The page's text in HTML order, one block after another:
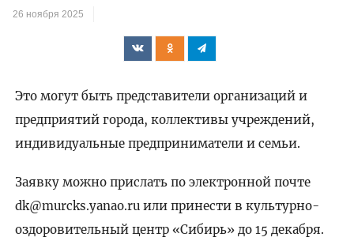
26 ноября 2025
Это могут быть представители организаций и
предприятий города, коллективы учреждений,
индивидуальные предприниматели и семьи.
Заявку можно прислать по электронной почте
dk@murcks.yanao.ru или принести в культурно-
оздоровительный центр «Сибирь» до 15 декабря.